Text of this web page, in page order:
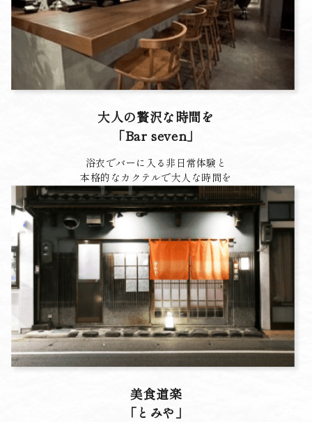
大人の贅沢な時間を
「Bar seven」
浴衣でバーに入る非日常体験と
本格的なカクテルで大人な時間を
美食道楽
「とみや」